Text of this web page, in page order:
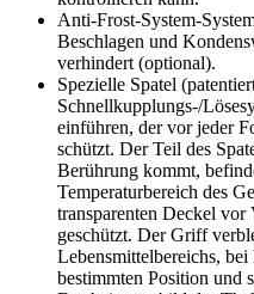
Anti-Frost-System-
Beschlagen und
verhindert (optional).
Spezielle Spatel
Schnellkupplungs-/
einführen, der vor jeder
schützt. Der Teil des
Berührung kommt,
Temperaturbereich des
transparenten Deckel
geschützt. Der Griff
Lebensmittelbereichs,
bestimmten Position und